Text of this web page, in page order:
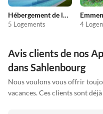
Hébergement de luxe
5 Logements 4
Avis clients de nos
dans Sahlenbourg
Nous voulons vous offrir
vacances. Ces clients sont